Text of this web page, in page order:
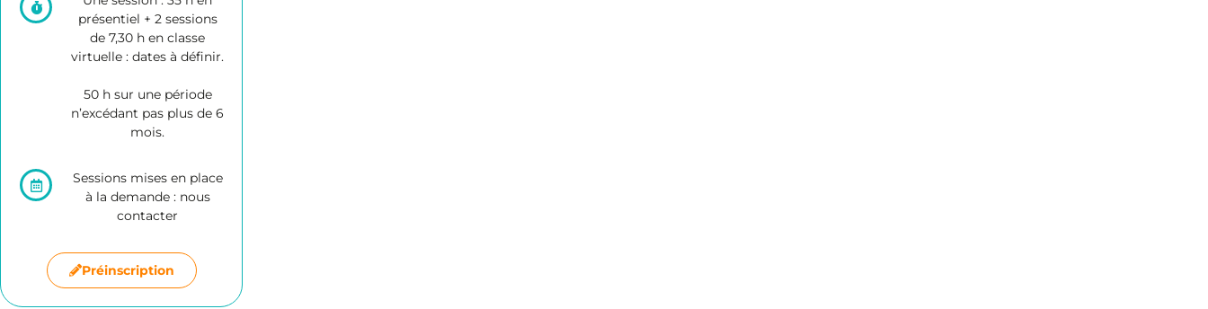
présentiel + 2 sessions
de 7,30 h en classe
virtuelle : dates à définir.
50 h sur une période
n’excédant pas plus de 6
mois.
Sessions mises en place
à la demande : nous
contacter
Préinscription